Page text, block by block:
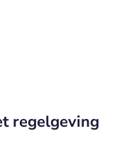
regelgeving